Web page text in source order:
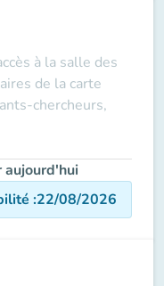
à la salle des
de la carte
chercheurs,
aujourd'hui
:22/08/2026